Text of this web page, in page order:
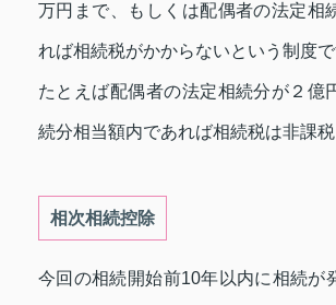
万円まで、もしくは配偶者の法定相
れば相続税がかからないという制度で
たとえば配偶者の法定相続分が２億
続分相当額内であれば相続税は非課税
相次相続控除
今回の相続開始前10年以内に相続が